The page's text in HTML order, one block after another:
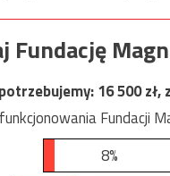
Fundację
16 500zł,
Fundacji
8%